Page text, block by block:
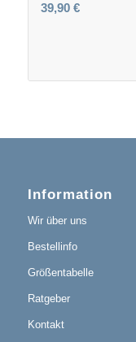
39,90 €
Information
Wir über uns
Bestellinfo
Größentabelle
Ratgeber
Kontakt